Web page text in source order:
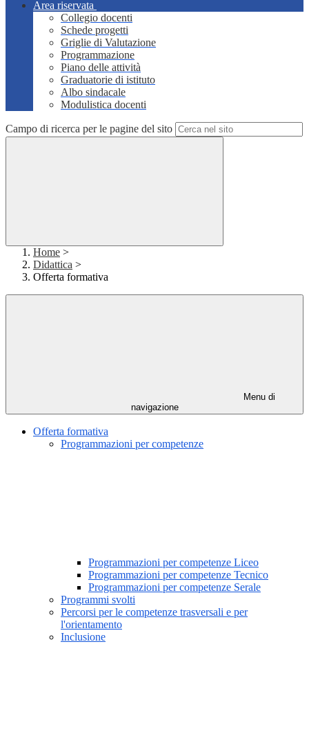
Area riservata
Collegio docenti
Schede progetti
Griglie di Valutazione
Programmazione
Piano delle attività
Graduatorie di istituto
Albo sindacale
Modulistica docenti
Campo di ricerca per le pagine del sito
Home >
Didattica >
Offerta formativa
Menu di
navigazione
Offerta formativa
Programmazioni per competenze
Programmazioni per competenze Liceo
Programmazioni per competenze Tecnico
Programmazioni per competenze Serale
Programmi svolti
Percorsi per le competenze trasversali e per
l'orientamento
Inclusione